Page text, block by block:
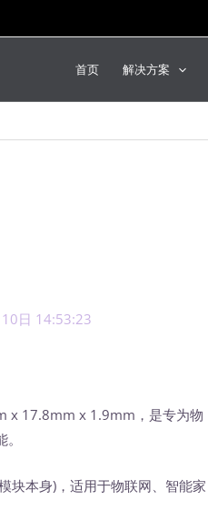
首页 解决方案
日 14:53:23
x 17.8mm x 1.9mm，是专为物
块本身)，适用于物联网、智能家